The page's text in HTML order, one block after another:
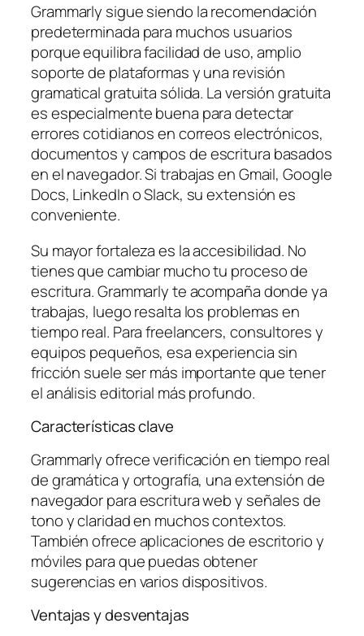
Grammarly sigue siendo la recomendación
predeterminada para muchos usuarios
porque equilibra facilidad de uso, amplio
soporte de plataformas y una revisión
gramatical gratuita sólida. La versión gratuita
es especialmente buena para detectar
errores cotidianos en correos electrónicos,
documentos y campos de escritura basados
en el navegador. Si trabajas en Gmail, Google
Docs, LinkedIn o Slack, su extensión es
conveniente.
Su mayor fortaleza es la accesibilidad. No
tienes que cambiar mucho tu proceso de
escritura. Grammarly te acompaña donde ya
trabajas, luego resalta los problemas en
tiempo real. Para freelancers, consultores y
equipos pequeños, esa experiencia sin
fricción suele ser más importante que tener
el análisis editorial más profundo.
Características clave
Grammarly ofrece verificación en tiempo real
de gramática y ortografía, una extensión de
navegador para escritura web y señales de
tono y claridad en muchos contextos.
También ofrece aplicaciones de escritorio y
móviles para que puedas obtener
sugerencias en varios dispositivos.
Ventajas y desventajas